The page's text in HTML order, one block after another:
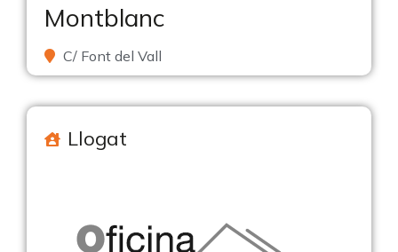
Montblanc
C/ Font del Vall
Llogat